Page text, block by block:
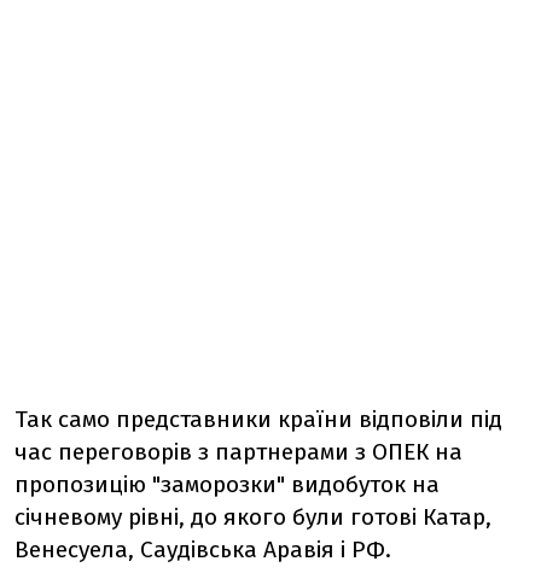
Так само представники країни відповіли під
час переговорів з партнерами з ОПЕК на
пропозицію "заморозки" видобуток на
січневому рівні, до якого були готові Катар,
Венесуела, Саудівська Аравія і РФ.